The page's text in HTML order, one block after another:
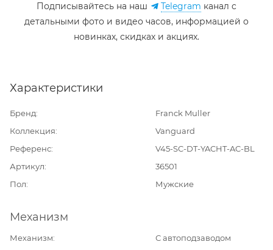
Подписывайтесь на наш Telegram канал c
детальными фото и видео часов, информацией о
новинках, скидках и акциях.
Характеристики
Бренд
Franck Muller
Коллекция
Vanguard
Референс
V45-SC-DT-YACHT-AC-BL
Артикул
36501
Пол
Мужские
Механизм
Механизм
С автоподзаводом